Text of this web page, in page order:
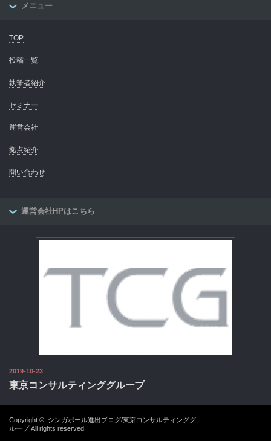
メニュー
TOP
投稿一覧
執筆者紹介
セミナー
運営会社
拠点紹介
問い合わせ
運営会社HPはこちら
2019-10-23
東京コンサルティンググループ
Copyright © シンガポール進出ブログ/東京コンサルティンググ
ループAll rights reserved.